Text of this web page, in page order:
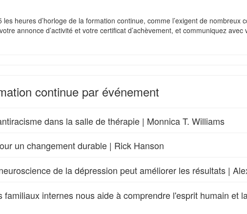
heures d’horloge de la formation continue, comme l’exigent de nombreux
annonce d’activité et votre certificat d’achèvement, et communiquez
continue par événement
dans la salle de thérapie | Monnica T. Williams
un changement durable | Rick Hanson
de la dépression peut améliorer les résultats |
internes nous aide à comprendre l'esprit humain et